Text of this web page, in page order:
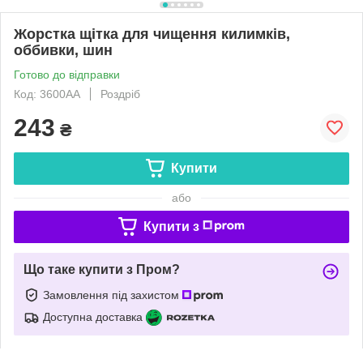
Жорстка щітка для чищення килимків,
оббивки, шин
Готово до відправки
Код: 3600AA
Роздріб
243 ₴
Купити
або
Купити з
Що таке купити з Пром?
Замовлення під захистом
Доступна доставка